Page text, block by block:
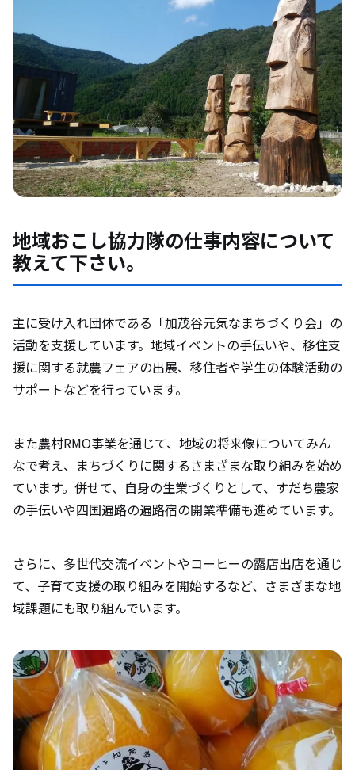
地域おこし協力隊の仕事内容について
教えて下さい。
主に受け入れ団体である「加茂谷元気なまちづくり会」の
活動を支援しています。地域イベントの手伝いや、移住支
援に関する就農フェアの出展、移住者や学生の体験活動の
サポートなどを行っています。
また農村RMO事業を通じて、地域の将来像についてみん
なで考え、まちづくりに関するさまざまな取り組みを始め
ています。併せて、自身の生業づくりとして、すだち農家
の手伝いや四国遍路の遍路宿の開業準備も進めています。
さらに、多世代交流イベントやコーヒーの露店出店を通じ
て、子育て支援の取り組みを開始するなど、さまざまな地
域課題にも取り組んでいます。